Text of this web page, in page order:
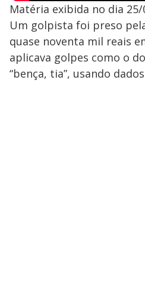
Matéria exibida no dia 25/
Um golpista foi preso
quase noventa mil reais
aplicava golpes como o
“bença, tia”, usando